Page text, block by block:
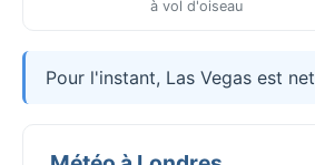
à vol d'oiseau
Pour l'instant, Las Vegas est